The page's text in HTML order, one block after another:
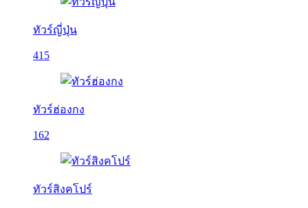
ทัวร์ญี่ปุ่น
415
ทัวร์ฮ่องกง
162
ทัวร์สิงคโปร์